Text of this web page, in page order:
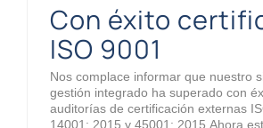
Con éxito
ISO 9001
Nos complace informar que nuestro
gestión integrado ha superado con
auditorías de certificación externas
14001: 2015 y 45001: 2015.Ahora